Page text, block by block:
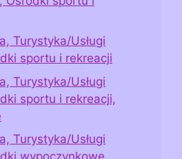
Turystyka/Usługi
sportu i rekreacji
Turystyka/Usługi
sportu i rekreacji,
Turystyka/Usługi